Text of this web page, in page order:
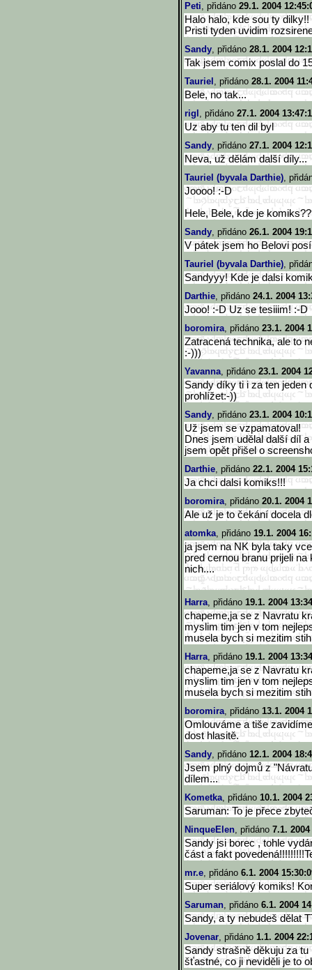
Peti, přidáno 29.1. 2004
Halo halo, kde sou ty
Pristi tyden uvidim
Sandy, přidáno 28.1. 2004
Tak jsem comix poslal do
Tauriel , přidáno 28.1. 2004
Bele, no tak...
rigl , přidáno 27.1. 2004
Uz aby tu ten dil byl
Sandy, přidáno 27.1. 2004
Neva, už dělám další díly...
Tauriel (byvala Darthie),
Joooo! :-D
Hele, Bele, kde je
Sandy, přidáno 26.1. 2004
V pátek jsem ho Belovi
Tauriel (byvala Darthie),
Sandyyy! Kde je dalsi
Darthie, přidáno 24.1. 2004
Jooo! :-D Uz se tesiiim! :-D
boromira, přidáno 23.1. 2004
Zatracená technika, ale to
:-)))
Yavanna, přidáno 23.1. 2004
Sandy díky ti i za ten jeden
prohlížet:-))
Sandy, přidáno 23.1. 2004
Už jsem se vzpamatoval!
Dnes jsem udělal další díl
jsem opět přišel o
Darthie, přidáno 22.1. 2004
Ja chci dalsi komiks!!!
boromira, přidáno 20.1. 2004
Ale už je to čekání docela
atomka, přidáno 19.1. 2004
ja jsem na NK byla taky
pred cernou branu prijeli
nich....
Harra, přidáno 19.1. 2004
chapeme,ja se z Navratu
myslim tim jen v tom
musela bych si mezitim
Harra, přidáno 19.1. 2004
chapeme,ja se z Navratu
myslim tim jen v tom
musela bych si mezitim
boromira, přidáno 13.1. 2004
Omlouváme a tiše
dost hlasitě.
Sandy, přidáno 12.1. 2004
Jsem plný dojmů z
dílem...
Kometka, přidáno 10.1. 2004
Saruman: To je přece
NinqueElen, přidáno 7.1.
Sandy jsi borec , tohle
část a fakt
mr.e, přidáno 6.1. 2004
Super seriálový komiks!
Saruman, přidáno 6.1. 2004
Sandy, a ty nebudeš dělat
Jovenar, přidáno 1.1. 2004
Sandy strašně děkuju za
šťastné, co ji neviděli je to